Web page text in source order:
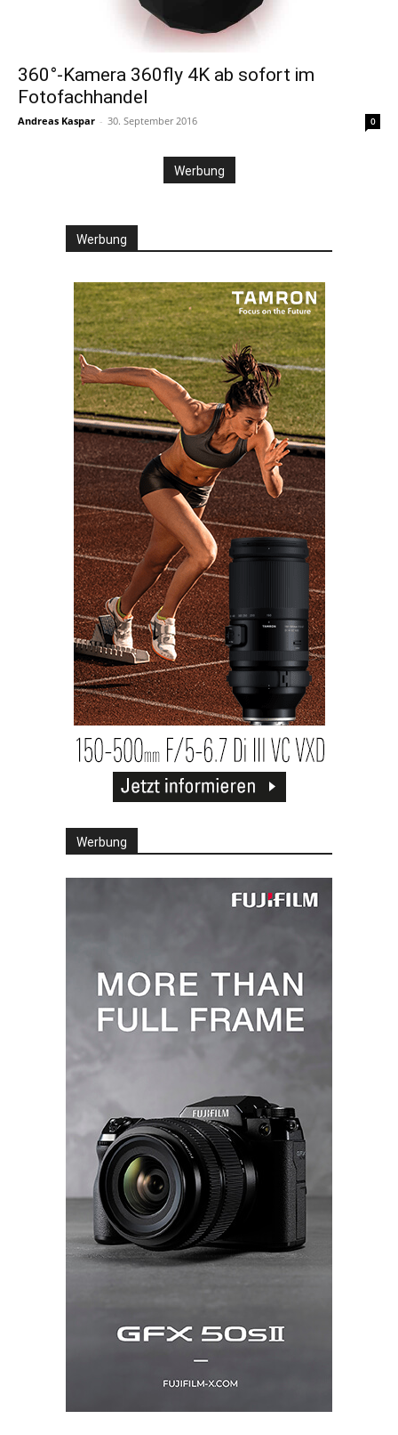
360°-Kamera 360fly 4K ab sofort im
Fotofachhandel
Andreas Kaspar - 30. September 2016 0
Werbung
Werbung
Werbung